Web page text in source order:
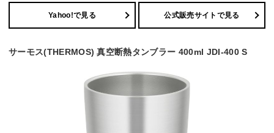
Yahoo!で見る 公式販売サイトで見る
サーモス(THERMOS) 真空断熱タンブラー 400ml JDI-400 S